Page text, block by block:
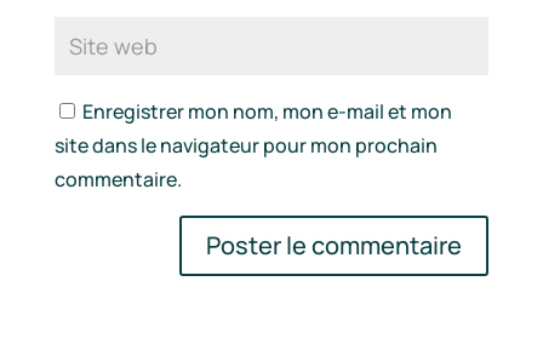
Enregistrer mon nom, mon e-mail et mon
site dans le navigateur pour mon prochain
commentaire.